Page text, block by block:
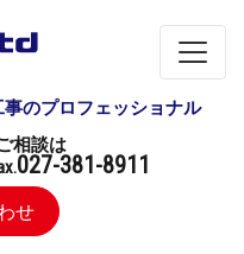
のプロフェッショナル
相談は
027-381-8911
せ